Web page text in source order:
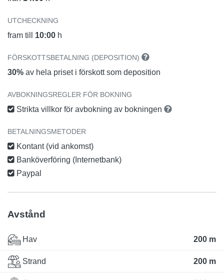
UTCHECKNING
fram till 10:00 h
FÖRSKOTTSBETALNING (DEPOSITION)
30% av hela priset i förskott som deposition
AVBOKNINGSREGLER FÖR BOKNING
Strikta villkor för avbokning av bokningen
BETALNINGSMETODER
Kontant (vid ankomst)
Banköverföring (Internetbank)
Paypal
Avstånd
Hav 200 m
Strand 200 m